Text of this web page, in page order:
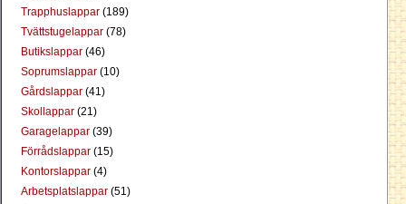
Trapphuslappar (189)
Tvättstugelappar (78)
Butikslappar (46)
Soprumslappar (10)
Gårdslappar (41)
Skollappar (21)
Garagelappar (39)
Förrådslappar (15)
Kontorslappar (4)
Arbetsplatslappar (51)